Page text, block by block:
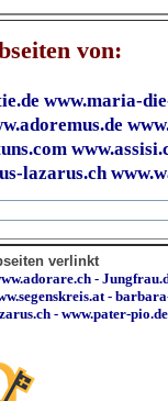
von:
www.maria-
lazarus.ch
verlinkt
-
-
- www.pater-pio.de